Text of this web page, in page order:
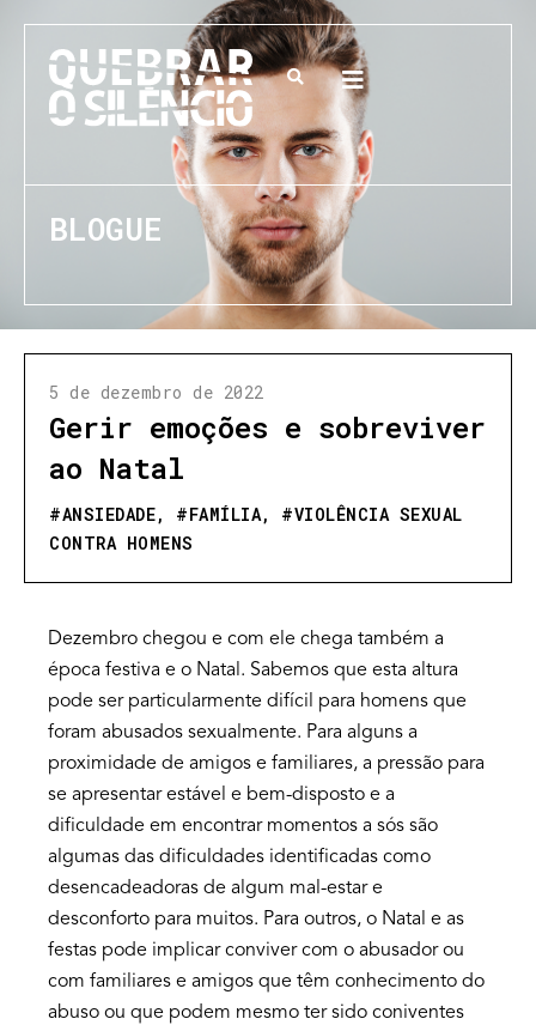
BLOGUE
5 de dezembro de 2022
Gerir emoções e sobreviver
ao Natal
#ANSIEDADE, #FAMÍLIA, #VIOLÊNCIA SEXUAL
CONTRA HOMENS
Dezembro chegou e com ele chega também a
época festiva e o Natal. Sabemos que esta altura
pode ser particularmente difícil para homens que
foram abusados sexualmente. Para alguns a
proximidade de amigos e familiares, a pressão para
se apresentar estável e bem-disposto e a
dificuldade em encontrar momentos a sós são
algumas das dificuldades identificadas como
desencadeadoras de algum mal-estar e
desconforto para muitos. Para outros, o Natal e as
festas pode implicar conviver com o abusador ou
com familiares e amigos que têm conhecimento do
abuso ou que podem mesmo ter sido coniventes